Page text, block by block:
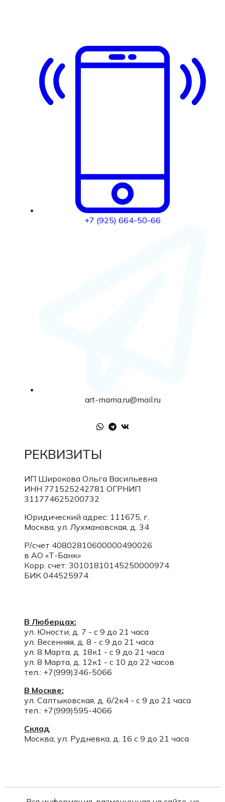
+7 (925) 664-50-66
art-mama.ru@mail.ru
РЕКВИЗИТЫ
ИП Широкова Ольга Васильевна
ИНН 771525242781 ОГРНИП
311774625200732
Юридический адрес: 111675, г.
Москва, ул. Лухмановская, д. 34
Р/счет 40802810600000490026
в АО «Т-Банк»
Корр. счет: 30101810145250000974
БИК 044525974
В Люберцах:
ул. Юности, д. 7 - с 9 до 21 часа
ул. Весенняя, д. 8 - с 9 до 21 часа
ул. 8 Марта, д. 18к1 - с 9 до 21 часа
ул. 8 Марта, д. 12к1 - с 10 до 22 часов
тел.: +7(999)346-5066
В Москве:
ул. Салтыковская, д. 6/2к4 - с 9 до 21 часа
тел.: +7(999)595-4066
Склад
Москва, ул. Рудневка, д. 16 с 9 до 21 часа